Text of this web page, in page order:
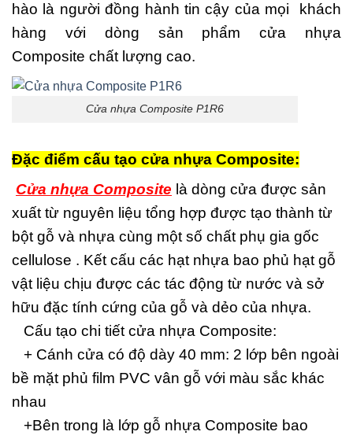
hào là người đồng hành tin cậy của mọi khách
hàng với dòng sản phẩm cửa nhựa
Composite chất lượng cao.
Cửa nhựa Composite P1R6
Đặc điểm cấu tạo cửa nhựa Composite:
Cửa nhựa Composite là dòng cửa được sản
xuất từ nguyên liệu tổng hợp được tạo thành từ
bột gỗ và nhựa cùng một số chất phụ gia gốc
cellulose . Kết cấu các hạt nhựa bao phủ hạt gỗ
vật liệu chịu được các tác động từ nước và sở
hữu đặc tính cứng của gỗ và dẻo của nhựa.
Cấu tạo chi tiết cửa nhựa Composite:
+ Cánh cửa có độ dày 40 mm: 2 lớp bên ngoài
bề mặt phủ film PVC vân gỗ với màu sắc khác
nhau
+Bên trong là lớp gỗ nhựa Composite bao